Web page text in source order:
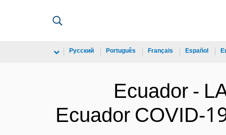
Español
Français
Português
Русский
Ecuador -
Ecuador COVID-